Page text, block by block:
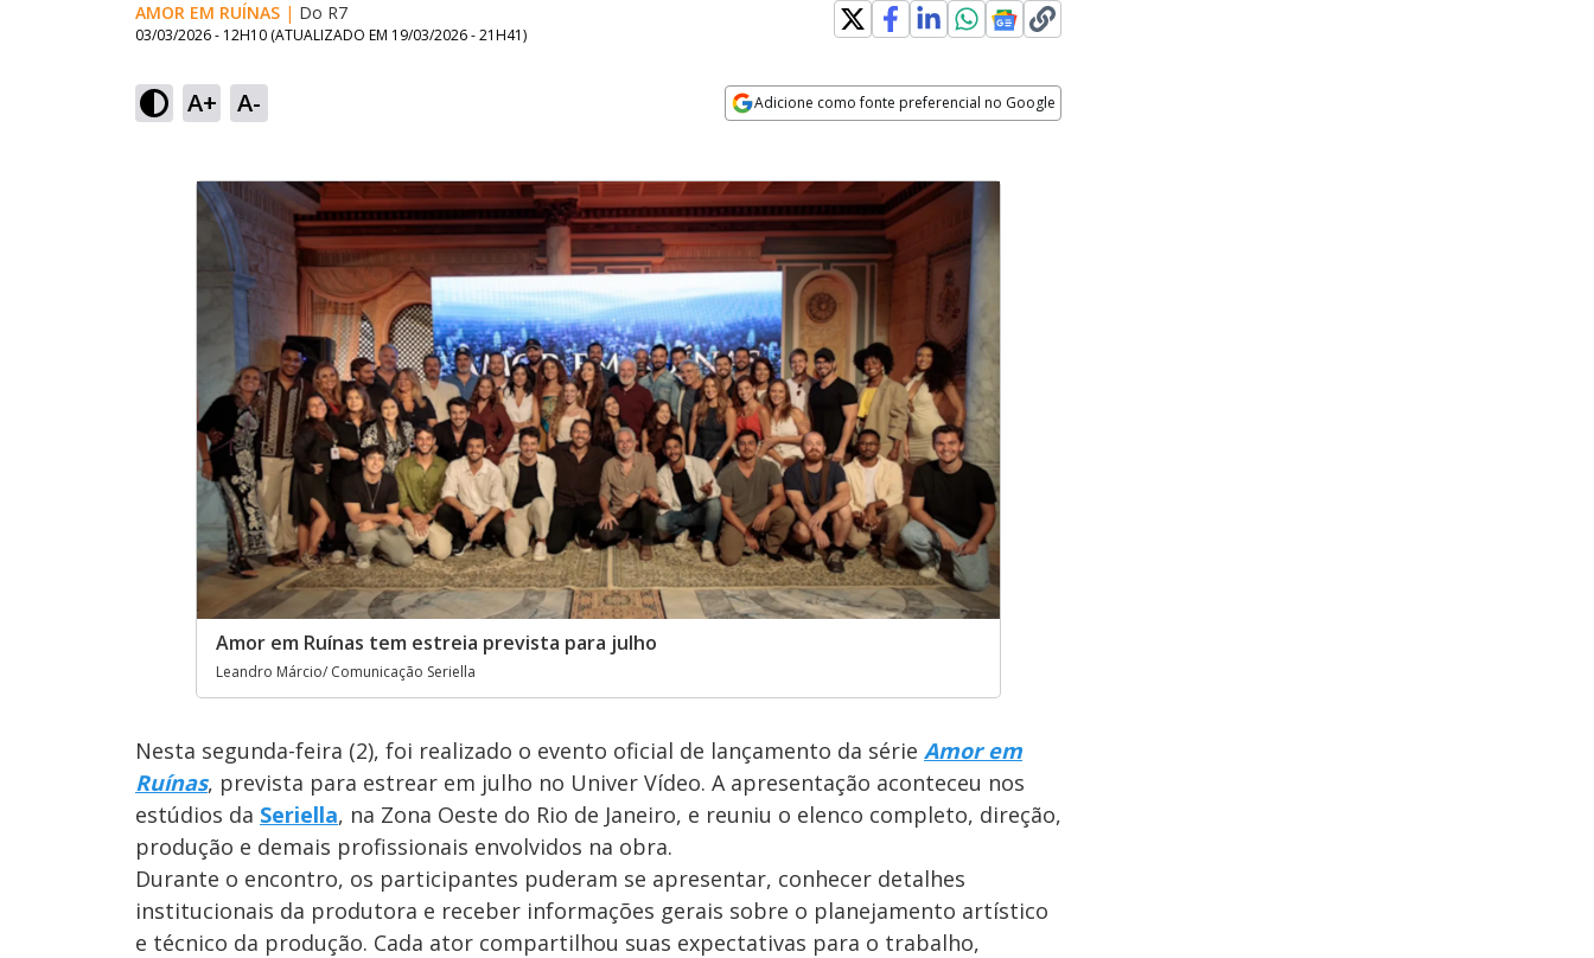
AMOR EM RUÍNAS | Do R7
03/03/2026 - 12H10 (ATUALIZADO EM 19/03/2026 - 21H41)
A+ A- Adicione como fonte preferencial no Google
Amor em Ruínas tem estreia prevista para julho
Leandro Márcio/ Comunicação Seriella
Nesta segunda-feira (2), foi realizado o evento oficial de lançamento da série Amor em
Ruínas, prevista para estrear em julho no Univer Vídeo. A apresentação aconteceu nos
estúdios da Seriella, na Zona Oeste do Rio de Janeiro, e reuniu o elenco completo, direção,
produção e demais profissionais envolvidos na obra.
Durante o encontro, os participantes puderam se apresentar, conhecer detalhes
institucionais da produtora e receber informações gerais sobre o planejamento artístico
e técnico da produção. Cada ator compartilhou suas expectativas para o trabalho,